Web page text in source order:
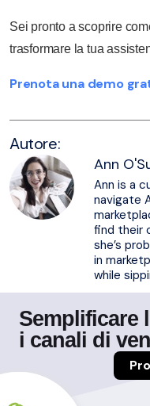
Sei pronto a scoprire
trasformare la tua
Prenota una demo
Autore:
Ann
Ann is a
navigate
find their
she’s
in
while
Semplificare
i canali di